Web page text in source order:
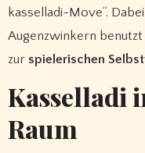
kasselladi-Move“.
Augenzwinkern
zur spielerischen
Kasselladi
Raum